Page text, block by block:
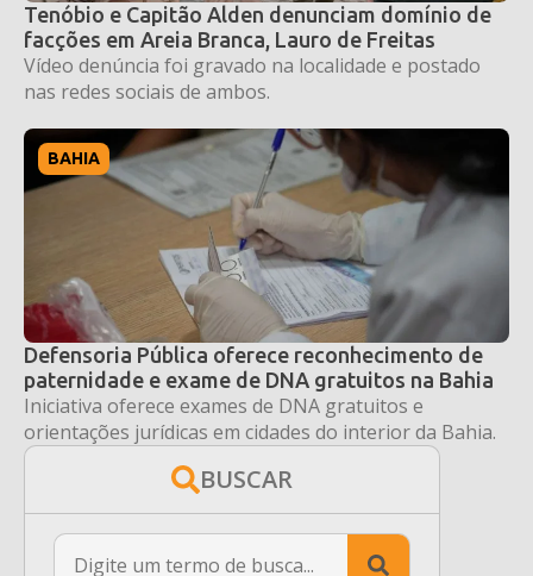
Tenóbio e Capitão Alden denunciam domínio de
facções em Areia Branca, Lauro de Freitas
Vídeo denúncia foi gravado na localidade e postado
nas redes sociais de ambos.
BAHIA
Defensoria Pública oferece reconhecimento de
paternidade e exame de DNA gratuitos na Bahia
Iniciativa oferece exames de DNA gratuitos e
orientações jurídicas em cidades do interior da Bahia.
BUSCAR
Search